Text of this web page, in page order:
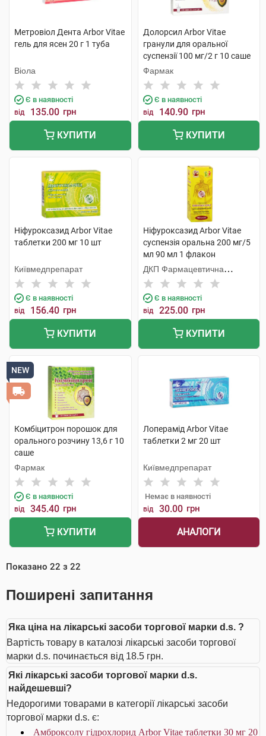
Метровіол Дента Arbor Vitae
гель для ясен 20 г 1 туба
Віола
Є в наявності
від 135.00 грн
КУПИТИ
Долорсил Arbor Vitae
гранули для оральної
суспензії 100 мг/2 г 10 саше
Фармак
Є в наявності
від 140.90 грн
КУПИТИ
Ніфуроксазид Arbor Vitae
таблетки 200 мг 10 шт
Київмедпрепарат
Є в наявності
від 156.40 грн
КУПИТИ
Ніфуроксазид Arbor Vitae
суспензія оральна 200 мг/5
мл 90 мл 1 флакон
ДКП Фармацевтична
фабрика
Є в наявності
від 225.00 грн
КУПИТИ
NEW
Комбіцитрон порошок для
орального розчину 13,6 г 10
саше
Фармак
Є в наявності
від 345.40 грн
КУПИТИ
Лоперамід Arbor Vitae
таблетки 2 мг 20 шт
Київмедпрепарат
Немає в наявності
від 30.00 грн
АНАЛОГИ
Показано 22 з 22
Поширені запитання
Яка ціна на лікарські засоби торгової марки d.s. ?
Вартість товару в каталозі лікарські засоби торгової
марки d.s. починається від 18.5 грн.
Які лікарські засоби торгової марки d.s.
найдешевші?
Недорогими товарами в категорії лікарські засоби
торгової марки d.s. є:
Амброксолу гідрохлорид Arbor Vitae таблетки 30 мг 20